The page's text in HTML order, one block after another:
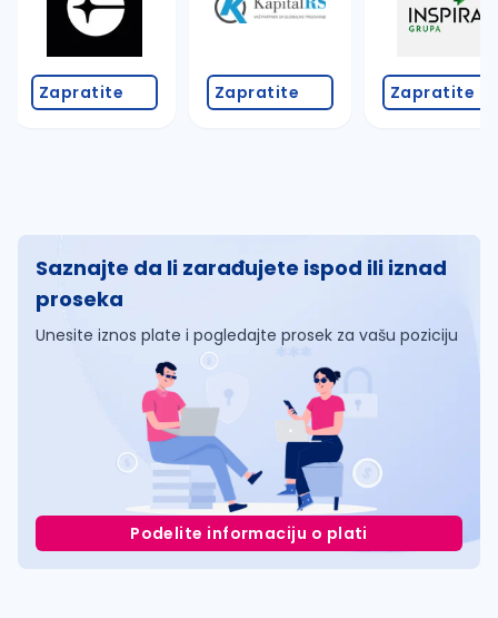
Zapratite Zapratite Zapratite
Saznajte da li zarađujete ispod ili iznad
proseka
Unesite iznos plate i pogledajte prosek za vašu poziciju
Podelite informaciju o plati